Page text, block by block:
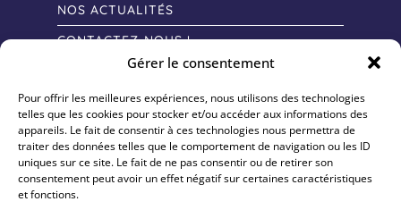
Gérer le consentement
Pour offrir les meilleures expériences, nous utilisons des technologies
telles que les cookies pour stocker et/ou accéder aux informations des
appareils. Le fait de consentir à ces technologies nous permettra de
traiter des données telles que le comportement de navigation ou les ID
uniques sur ce site. Le fait de ne pas consentir ou de retirer son
consentement peut avoir un effet négatif sur certaines caractéristiques
et fonctions.
NOS ACTUALITÉS
CONTACTEZ-NOUS !